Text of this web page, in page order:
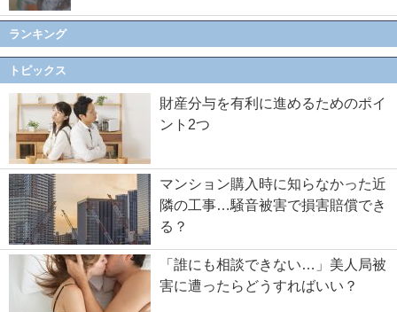
ランキング
トピックス
財産分与を有利に進めるためのポイ
ント2つ
マンション購入時に知らなかった近
隣の工事…騒音被害で損害賠償でき
る？
「誰にも相談できない…」美人局被
害に遭ったらどうすればいい？